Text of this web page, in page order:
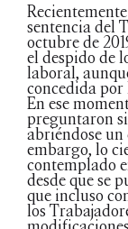
sentencia del
octubre de
el despido de
laboral,
concedida por
En ese
preguntaron
abriéndose
embargo, lo
contemplado
desde que se
que incluso
los